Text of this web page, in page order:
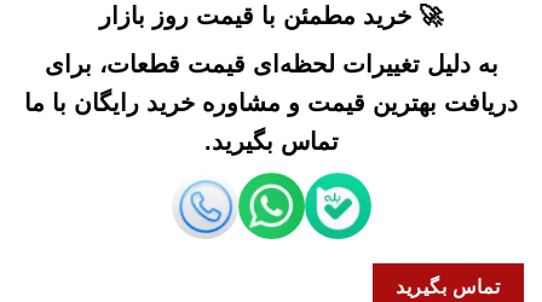
🚀 خرید مطمئن با قیمت روز بازار
به دلیل تغییرات لحظه‌ای قیمت قطعات، برای
دریافت بهترین قیمت و مشاوره خرید رایگان با ما
تماس بگیرید.
تماس بگیرید